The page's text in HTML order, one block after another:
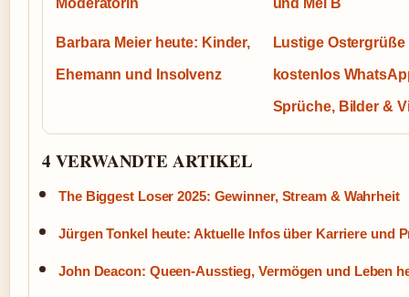
Moderatorin und Mel B
Barbara Meier heute: Kinder,
Ehemann und Insolvenz
Lustige Ostergrüße
kostenlos
Sprüche, Bilder &
4 VERWANDTE ARTIKEL
The Biggest Loser 2025: Gewinner, Stream & Wahrheit
Jürgen Tonkel heute: Aktuelle Infos über Karriere und
John Deacon: Queen-Ausstieg, Vermögen und Leben